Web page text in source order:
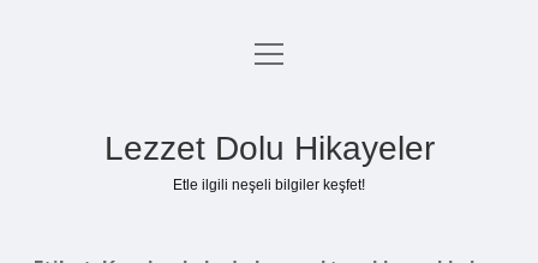
Anasayfa
menüyü
Lezzet Dolu Hikayeler
Etle ilgili neşeli bilgiler keşfet!